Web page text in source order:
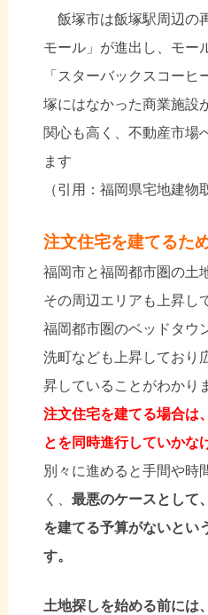
飯塚市は飯塚駅周辺の
モール」が進出し、モー
「スターバックスコーヒ
塚にはなかった商業施設
関心も高く、不動産市場
ます
（引用：福岡県宅地建物
注文住宅を建てるた
福岡市と福岡都市圏の土
その周辺エリアも上昇し
福岡都市圏のベッドタウ
洗町なども上昇しており
昇していることがわかり
注文住宅を建てる場合は
とを同時進行していかな
別々に進めると手間や時
く、 最悪のケースとして
を建てる予算がないとい
す。
土地探しを始める前には